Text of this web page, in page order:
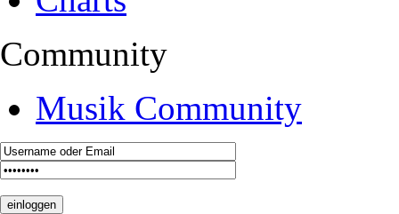
Community
Musik Community